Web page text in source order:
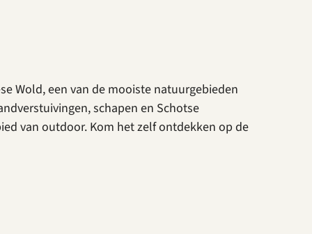
Wold, een van de mooiste natuurgebieden
schapen en Schotse
van outdoor. Kom het zelf ontdekken op de